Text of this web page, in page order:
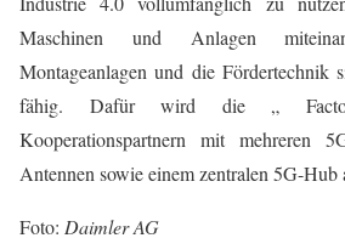
Maschinen und Anlagen
Montageanlagen und die Fördertechnik
fähig. Dafür wird die „
Kooperationspartnern mit mehreren
Antennen sowie einem zentralen 5G-Hub
Foto: Daimler AG